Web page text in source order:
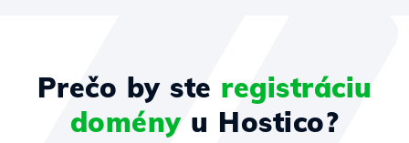
Prečo by ste registráciu
doményu Hostico?